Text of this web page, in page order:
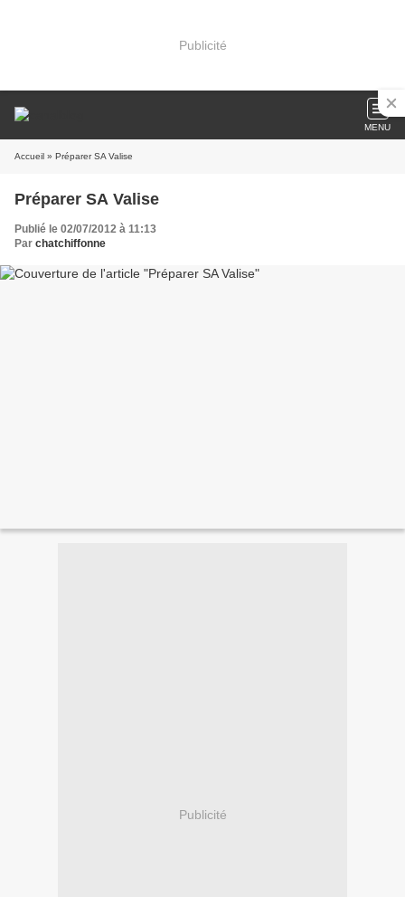
Publicité
MENU
Accueil » Préparer SA Valise
Préparer SA Valise
Publié le 02/07/2012 à 11:13
Par chatchiffonne
Publicité